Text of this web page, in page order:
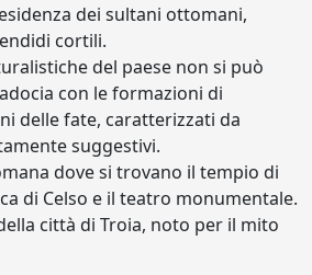
dei sultani ottomani,
cortili.
del paese non si può
con le formazioni di
delle fate, caratterizzati da
suggestivi.
dove si trovano il tempio di
di Celso e il teatro monumentale.
città di Troia, noto per il mito